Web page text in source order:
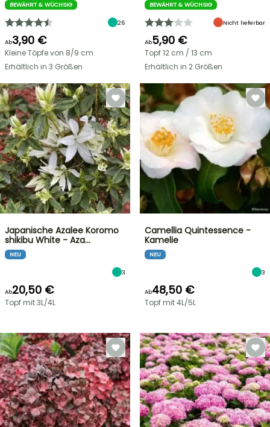
BEWÄHRT & WÜCHSIG
26
Ab3,90 €
Kleine Töpfe von 8/9 cm
Erhältlich in 3 Größen
BEWÄHRT & WÜCHSIG
Nicht lieferbar
Ab5,90 €
Topf 12 cm / 13 cm
Erhältlich in 2 Größen
Japanische Azalee Koromo
shikibu White - Aza…
NEU
3
Ab20,50 €
Topf mit 3L/4L
Camellia Quintessence -
Kamelie
NEU
3
Ab48,50 €
Topf mit 4L/5L